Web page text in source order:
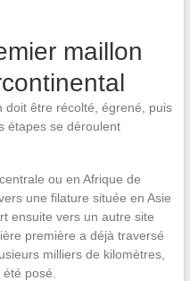
maillon
doit être récolté, égrené, puis
étapes se déroulent
ou en Afrique de
une filature située en Asie
ensuite vers un autre site
première a déjà traversé
milliers de kilomètres,
posé.